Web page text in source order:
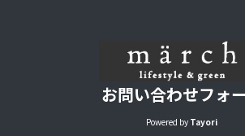
お問い合わせフォ
Powered by Tayori